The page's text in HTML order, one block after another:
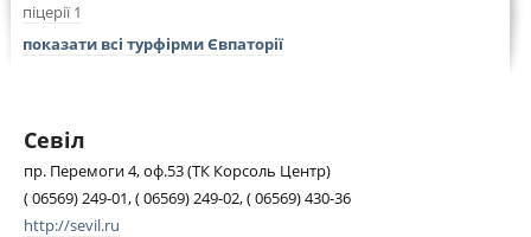
піцерії 1
показати всі турфірми Євпаторії
Севіл
пр. Перемоги 4, оф.53 (ТК Корсоль Центр)
( 06569) 249-01, ( 06569) 249-02, ( 06569) 430-36
http://sevil.ru